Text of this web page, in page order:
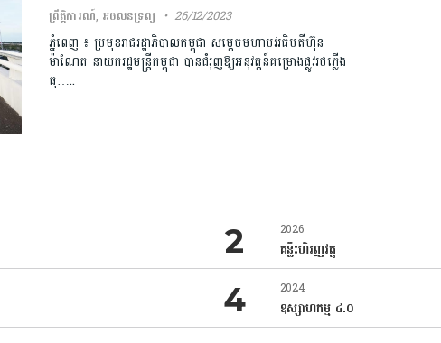
ព្រឹត្តិការណ៍, អចលនទ្រព្យ 26/12/2023
ភ្នំពេញ ៖ ប្រមុខ​រាជរដ្ឋាភិបាល​កម្ពុជា សម្ដេច​មហាបវរធិបតីហ៊ុន
ម៉ាណែត នាយក​រដ្ឋមន្ត្រី​កម្ពុជា បាន​ជំរុញ​ឱ្យ​អនុវត្តន៍​គម្រោងផ្លូវ​រថភ្លើង​
ធុ…..
2026
គន្លឹះហិរញ្ញវត្ថុ
2024
ឧស្សាហកម្ម ៤.០